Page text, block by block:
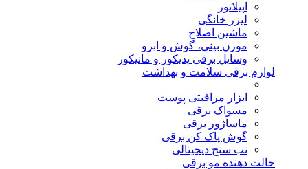
اپیلاتور
لیزر خانگی
ماشین اصلاح
موزن بینی، گوش و ابرو
وسایل برقی پدیکور و مانیکور
لوازم برقی سلامت و بهداشت
ابزار مراقبتی پوست
مسواک برقی
ماساژور برقی
گوش پاک کن برقی
تب سنج دیجیتالی
حالت دهنده مو برقی